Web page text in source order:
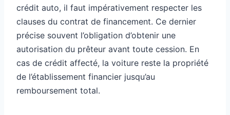
crédit auto, il faut impérativement respecter les
clauses du contrat de financement. Ce dernier
précise souvent l’obligation d’obtenir une
autorisation du prêteur avant toute cession. En
cas de crédit affecté, la voiture reste la propriété
de l’établissement financier jusqu’au
remboursement total.